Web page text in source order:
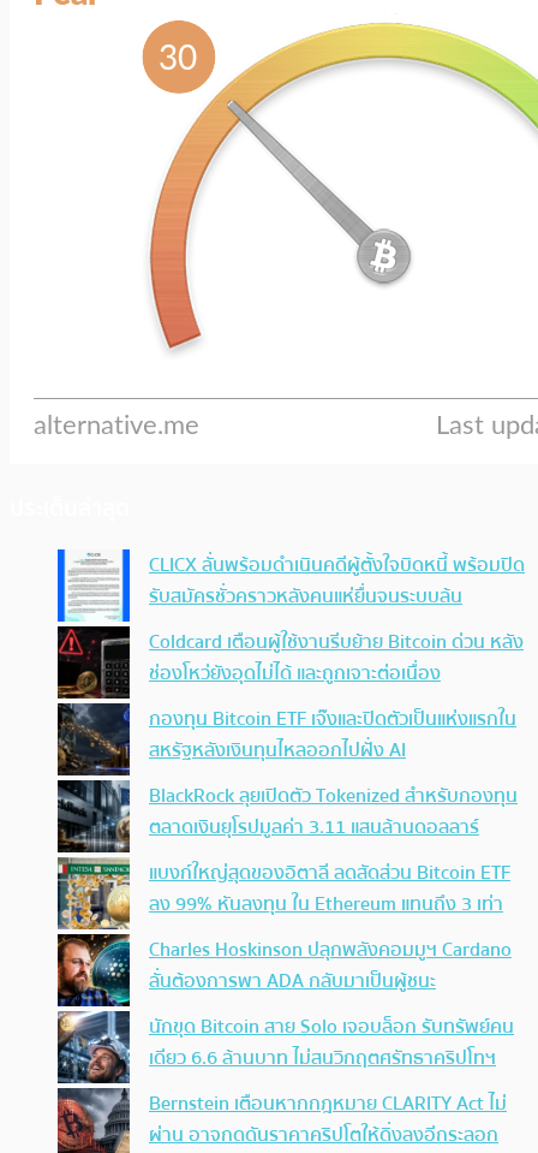
CLICX ลั่นพร้อมดำเนินคดีผู้ตั้งใจบิดหนี้ พร้อมปิด
รับสมัครชั่วคราวหลังคนแห่ยื่นจนระบบล้น
Coldcard เตือนผู้ใช้งานรีบย้าย Bitcoin ด่วน หลัง
ช่องโหว่ยังอุดไม่ได้ และถูกเจาะต่อเนื่อง
กองทุน Bitcoin ETF เจ๊งและปิดตัวเป็นแห่งแรกใน
สหรัฐหลังเงินทุนไหลออกไปฝั่ง AI
BlackRock ลุยเปิดตัว Tokenized สำหรับกองทุน
ตลาดเงินยุโรปมูลค่า 3.11 แสนล้านดอลลาร์
แบงก์ใหญ่สุดของอิตาลี ลดสัดส่วน Bitcoin ETF
ลง 99% หันลงทุน ใน Ethereum แทนถึง 3 เท่า
Charles Hoskinson ปลุกพลังคอมมูฯ Cardano
ลั่นต้องการพา ADA กลับมาเป็นผู้ชนะ
นักขุด Bitcoin สาย Solo เจอบล็อก รับทรัพย์คน
เดียว 6.6 ล้านบาท ไม่สนวิกฤตศรัทธาคริปโทฯ
Bernstein เตือนหากกฎหมาย CLARITY Act ไม่
ผ่าน อาจกดดันราคาคริปโตให้ดิ่งลงอีกระลอก